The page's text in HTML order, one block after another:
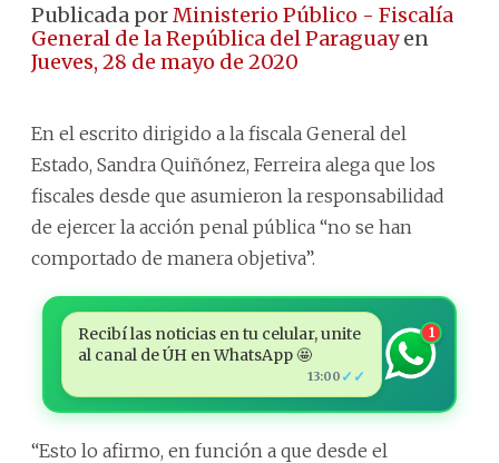
Publicada porMinisterio Público - Fiscalía
General de la República del Paraguayen
Jueves, 28 de mayo de 2020
En el escrito dirigido a la fiscala General del
Estado, Sandra Quiñónez, Ferreira alega que los
fiscales desde que asumieron la responsabilidad
de ejercer la acción penal pública “no se han
comportado de manera objetiva”.
Recibí las noticias en tu celular, unite
al canal de ÚH en WhatsApp 🤩
13:00 ✓✓
1
“Esto lo afirmo, en función a que desde el